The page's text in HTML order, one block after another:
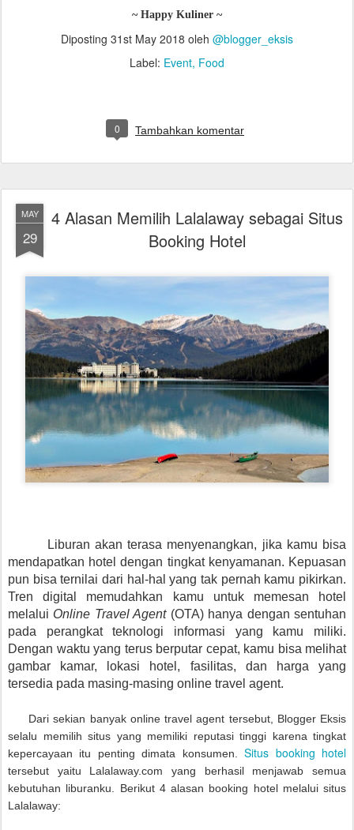
~ Happy Kuliner ~
Diposting 31st May 2018 oleh @blogger_eksis
Label: Event Food
0 Tambahkan komentar
MAY
29
4 Alasan Memilih Lalalaway sebagai Situs
Booking Hotel
Liburan akan terasa menyenangkan, jika kamu bisa
mendapatkan hotel dengan tingkat kenyamanan. Kepuasan
pun bisa ternilai dari hal-hal yang tak pernah kamu pikirkan.
Tren digital memudahkan kamu untuk memesan hotel
melalui Online Travel Agent(OTA) hanya dengan sentuhan
pada perangkat teknologi informasi yang kamu miliki.
Dengan waktu yang terus berputar cepat, kamu bisa melihat
gambar kamar, lokasi hotel, fasilitas, dan harga yang
tersedia pada masing-masing online travel agent.
Dari sekian banyak online travel agent tersebut, Blogger Eksis
selalu memilih situs yang memiliki reputasi tinggi karena tingkat
kepercayaan itu penting dimata konsumen.Situs booking hotel
tersebut yaitu Lalalaway.com yang berhasil menjawab semua
kebutuhan liburanku. Berikut 4 alasan booking hotel melalui situs
Lalalaway: